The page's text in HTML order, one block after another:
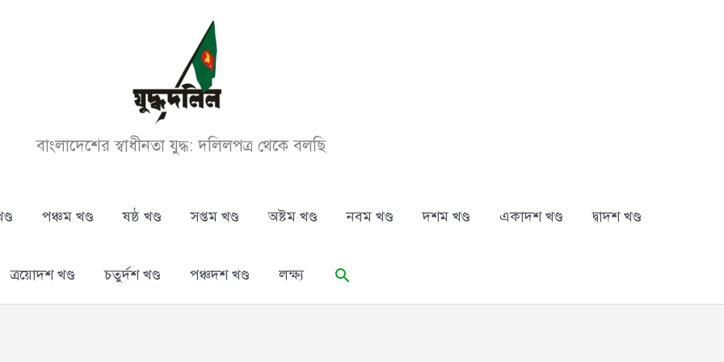
বাংলাদেশের স্বাধীনতা যুদ্ধ: দলিলপত্র থেকে বলছি
পঞ্চম খণ্ড ষষ্ঠ খণ্ড সপ্তম খণ্ড অষ্টম খণ্ড নবম খণ্ড দশম খণ্ড একাদশ খণ্ড দ্বাদশ খণ্ড
ত্রয়োদশ খণ্ড চতুর্দশ খণ্ড পঞ্চদশ খণ্ড লক্ষ্য Search